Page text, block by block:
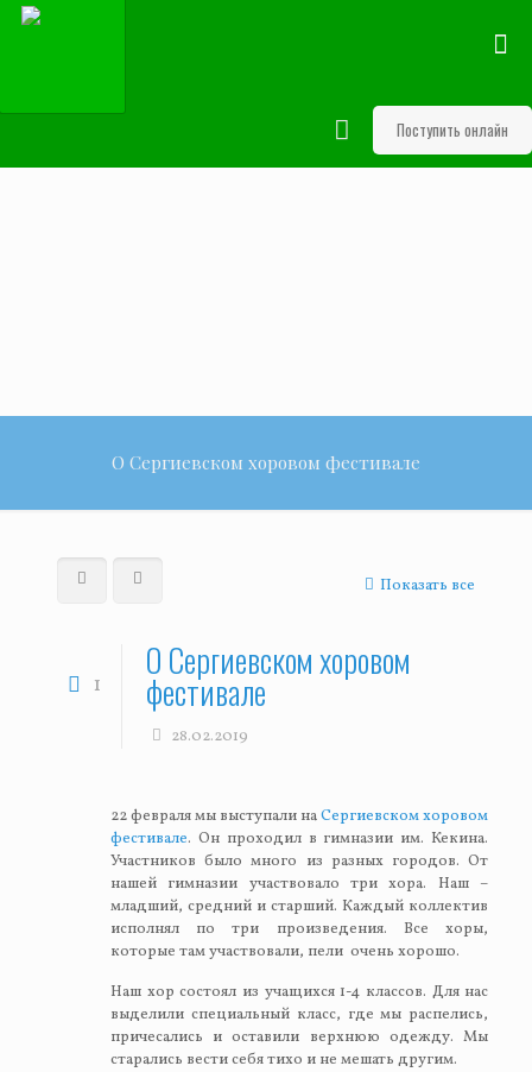
Поступить онлайн
О Сергиевском хоровом фестивале
Показать все
1
О Сергиевском хоровом
фестивале
28.02.2019
22 февраля мы выступали наСергиевском хоровом
фестивале. Он проходил в гимназии им. Кекина.
Участников было много из разных городов. От
нашей гимназии участвовало три хора. Наш –
младший, средний и старший. Каждый коллектив
исполнял по три произведения. Все хоры,
которые там участвовали, пели очень хорошо.
Наш хор состоял из учащихся 1-4 классов. Для нас
выделили специальный класс, где мы распелись,
причесались и оставили верхнюю одежду. Мы
старались вести себя тихо и не мешать другим.